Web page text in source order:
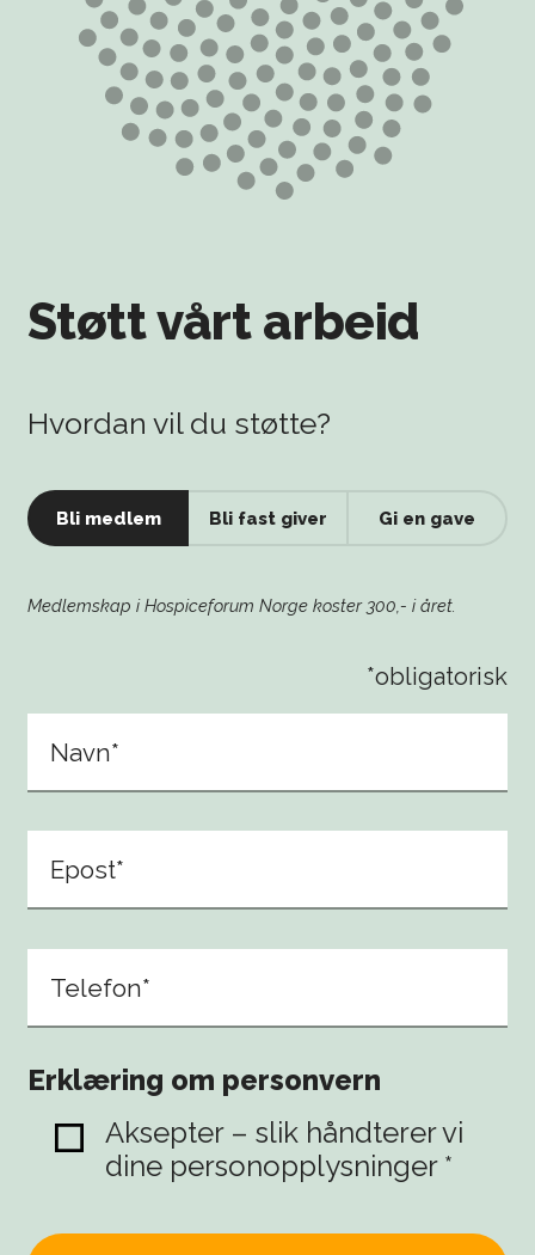
Støtt vårt arbeid
Hvordan vil du støtte?
Bli medlem Bli fast giver Gi en gave
Medlemskap i Hospiceforum Norge koster 300,- i året.
*obligatorisk
Navn*
Epost*
Telefon*
Erklæring om personvern
Aksepter – slik håndterer vi
dine personopplysninger *